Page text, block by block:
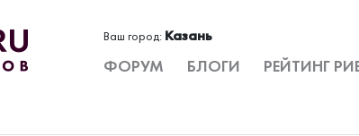
Ваш город: Казань
ФОРУМ БЛОГИ РЕЙТИНГ